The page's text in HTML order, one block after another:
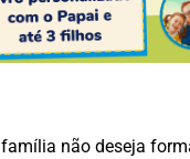
não deseja